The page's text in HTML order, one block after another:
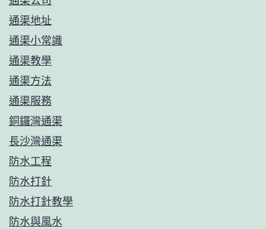
通渠地址
通渠小常識
通渠教學
通渠方法
通渠服務
銅鑼灣通渠
長沙灣通渠
防水工程
防水打針
防水打針教學
防水與風水